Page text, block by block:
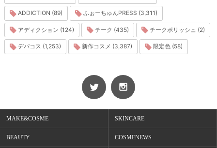
ADDICTION (89) ふぉーちゅんPRESS (3,311)
アディクション (124) チーク (435) チークポリッシュ (2)
デパコス (1,253) 新作コスメ (3,387) 限定色 (58)
MAKE&COSME SKINCARE
BEAUTY COSMENEWS